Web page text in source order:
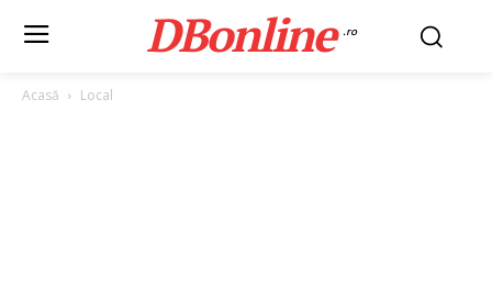
DBonline .ro
Acasă Local